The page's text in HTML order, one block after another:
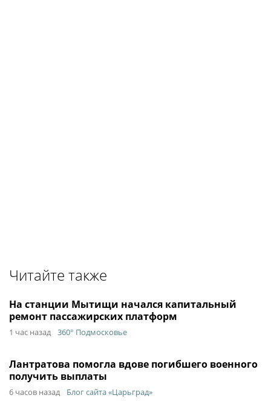
Читайте также
На станции Мытищи начался капитальный
ремонт пассажирских платформ
1 час назад 360° Подмосковье
Лантратова помогла вдове погибшего военного
получить выплаты
6 часов назад Блог сайта «Царьград»